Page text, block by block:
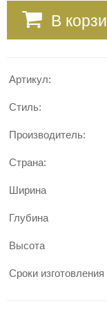
В
Артикул:
Стиль:
Производитель:
Страна:
Ширина
Глубина
Высота
Сроки изготовления